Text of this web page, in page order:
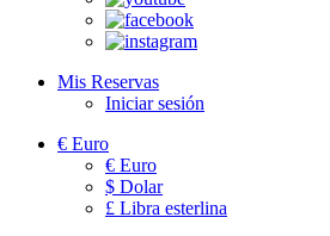
Mis Reservas
Iniciar sesión
€ Euro
€ Euro
$ Dolar
£ Libra esterlina